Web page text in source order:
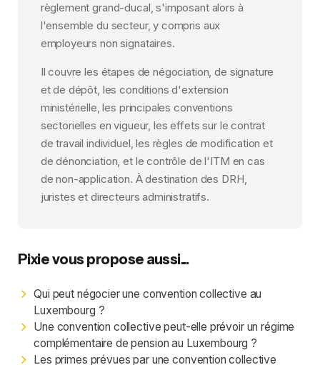
règlement grand-ducal, s'imposant alors à
l'ensemble du secteur, y compris aux
employeurs non signataires.
Il couvre les étapes de négociation, de signature
et de dépôt, les conditions d'extension
ministérielle, les principales conventions
sectorielles en vigueur, les effets sur le contrat
de travail individuel, les règles de modification et
de dénonciation, et le contrôle de l'ITM en cas
de non-application. À destination des DRH,
juristes et directeurs administratifs.
Pixie vous propose aussi...
Qui peut négocier une convention collective au
Luxembourg ?
Une convention collective peut-elle prévoir un régime
complémentaire de pension au Luxembourg ?
Les primes prévues par une convention collective